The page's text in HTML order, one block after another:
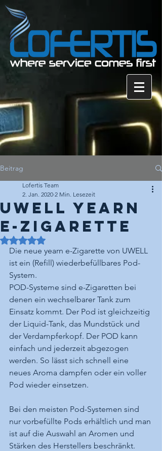
Beitrag
UWELL yearn
e-Zigarette
Lofertis Team
2. Jan. 2020 2 Min. Lesezeit
Mit NaN von 5 Sternen bewertet.
Die neue yearn e-Zigarette von UWELL
ist ein (Refill) wiederbefüllbares Pod-
System.
POD-Systeme sind e-Zigaretten bei
denen ein wechselbarer Tank zum
Einsatz kommt. Der Pod ist gleichzeitig
der Liquid-Tank, das Mundstück und
der Verdampferkopf. Der POD kann
einfach und jederzeit abgezogen
werden. So lässt sich schnell eine
neues Aroma dampfen oder ein voller
Pod wieder einsetzen.
Bei den meisten Pod-Systemen sind
nur vorbefüllte Pods erhältlich und man
ist auf die Auswahl an Aromen und
Stärken des Herstellers beschränkt.